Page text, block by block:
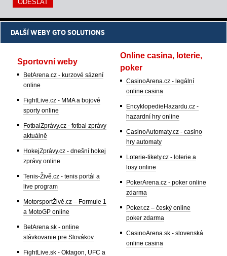
DALŠÍ WEBY GTO SOLUTIONS
Sportovní weby
BetArena.cz - kurzové sázení
online
FightLive.cz - MMA a bojové
sporty online
FotbalZprávy.cz - fotbal zprávy
aktuálně
HokejZprávy.cz - dnešní hokej
zprávy online
Tenis-Živě.cz - tenis portál a
live program
MotorsportŽivě.cz – Formule 1
a MotoGP online
BetArena.sk - online
stávkovanie pre Slovákov
FightLive.sk - Oktagon, UFC a
Online casina, loterie,
poker
CasinoArena.cz - legální
online casina
EncyklopedieHazardu.cz -
hazardní hry online
CasinoAutomaty.cz - casino
hry automaty
Loterie-tikety.cz - loterie a
losy online
PokerArena.cz - poker online
zdarma
Poker.cz – český online
poker zdarma
CasinoArena.sk - slovenská
online casina